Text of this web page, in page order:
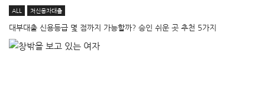
ALL 저신용자대출
대부대출 신용등급 몇 점까지 가능할까? 승인 쉬운 곳 추천 5가지